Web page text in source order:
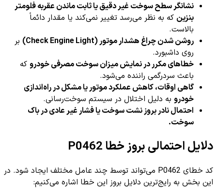
نشانگر سطح سوخت غیر دقیق یا ثابت ماندن عقربه فلومتر
بنزین که به نظر می‌رسد تغییر نمی‌کند یا مقدار دائماً
بالاست.
روشن شدن چراغ هشدار موتور (Check Engine Light)
بر
روی داشبورد.
خطاهای مکرر در نمایش میزان سوخت مصرفی خودرو که
باعث سردرگمی راننده می‌شود.
گاهی اوقات، کاهش عملکرد موتور یا مشکل در راه‌اندازی
خودرو به دلیل اختلال در سیستم سوخت‌رسانی.
احتمال نادر بروز نشت سوخت یا فشار غیر عادی در باک
سوخت.
دلایل احتمالی بروز خطا P0462
کد خطای P0462 می‌تواند توسط چند عامل مختلف ایجاد شود. در
این بخش به رایج‌ترین دلایل بروز این خطا اشاره می‌کنیم: